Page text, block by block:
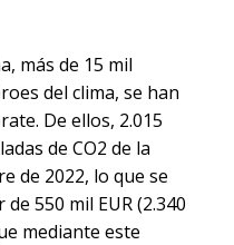
más de 15 mil
del clima, se han
De ellos, 2.015
de CO2 de la
de 2022, lo que se
550 mil EUR (2.340
mediante este